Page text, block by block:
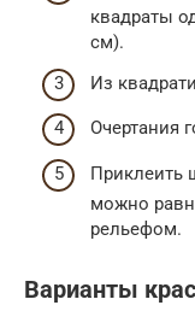
квадраты
см).
Из
Очертания
Приклеить
можно
рельефом.
Варианты